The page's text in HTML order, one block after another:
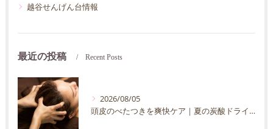
越谷せんげん台情報
最近の投稿 Recent Posts
2026/08/05
頭皮のべたつきを爽快ケア｜夏の炭酸ドライヘッドスパ完全ガイド